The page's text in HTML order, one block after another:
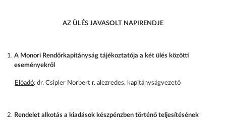
AZ ÜLÉS JAVASOLT NAPIRENDJE
A Monori Rendőrkapitányság tájékoztatója a két ülés közötti
eseményekről
Előadó: dr. Csipler Norbert r. alezredes, kapitányságvezető
Rendelet alkotás a kiadások készpénzben történő teljesítésének